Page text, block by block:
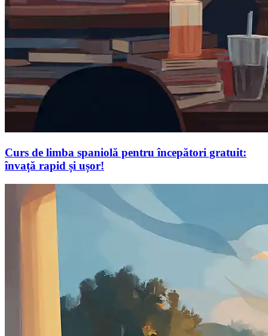
Curs de limba spaniolă pentru începători gratuit:
învață rapid și ușor!